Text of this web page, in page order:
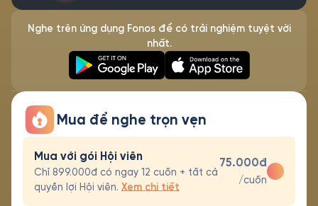
Nghe trên ứng dụng Fonos để có trải nghiệm tuyệt vời
nhất.
Mua để nghe trọn vẹn
Mua với gói Hội viên
Chỉ 899.000đ có ngay 12 cuốn + tất cả
quyền lợi Hội viên. Xem chi tiết
75.000đ
/cuốn